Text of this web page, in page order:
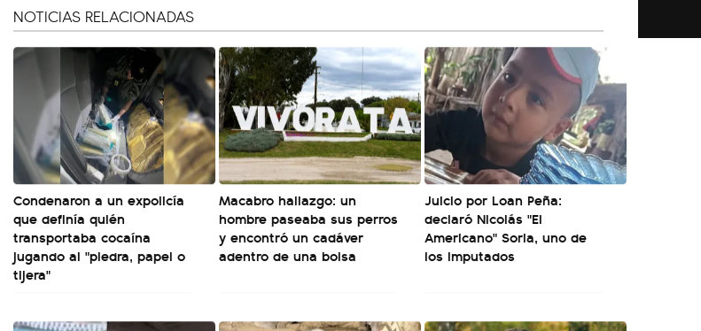
NOTICIAS RELACIONADAS
Condenaron a un expolicía
que definía quién
transportaba cocaína
jugando al "piedra, papel o
tijera"
Macabro hallazgo: un
hombre paseaba sus perros
y encontró un cadáver
adentro de una bolsa
Juicio por Loan Peña:
declaró Nicolás "El
Americano" Soria, uno de
los imputados
y destacó "la movilización popular". 📌 La
declaración fue desde el santuario de San
Cayetano, donde también advirtió que "la
sociedad no solo sufre porque no llega sino
que también está endeudada".